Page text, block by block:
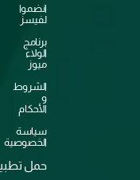
انضموا
لفيسز
برنامج
الولاء
ميوز
الشروط
و
الأحكام
سياسة
الخصوصية
حمل